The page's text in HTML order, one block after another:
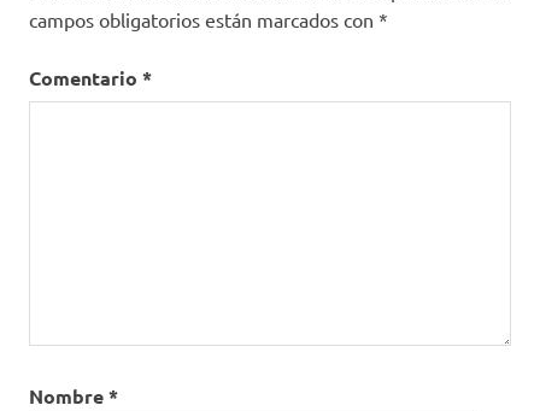
campos obligatorios están marcados con *
Comentario *
Nombre*